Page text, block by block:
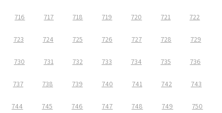
716 717 718 719 720 721 722
723 724 725 726 727 728 729
730 731 732 733 734 735 736
737 738 739 740 741 742 743
744 745 746 747 748 749 750